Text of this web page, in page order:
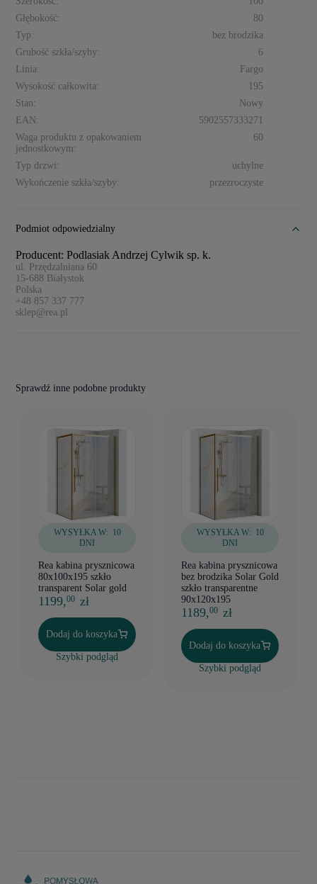
Głębokość:
80
Typ:
bez brodzika
Grubość szkła/szyby:
6
Linia:
Fargo
Wysokość całkowita:
195
Stan:
Nowy
EAN:
5902557333271
Waga produktu z opakowaniem
jednostkowym:
60
Typ drzwi:
uchylne
Wykończenie szkła/szyby:
przezroczyste
Podmiot odpowiedzialny
Producent: Podlasiak Andrzej Cylwik sp. k.
ul. Przędzalniana 60
15-688 Białystok
Polska
+48 857 337 777
sklep@rea.pl
Sprawdź inne podobne produkty
WYSYŁKA W: 10
DNI
Rea kabina prysznicowa
80x100x195 szkło
transparent Solar gold
1199,00 zł
Dodaj do koszyka
Szybki podgląd
WYSYŁKA W: 10
DNI
Rea kabina prysznicowa
bez brodzika Solar Gold
szkło transparentne
90x120x195
1189,00 zł
Dodaj do koszyka
Szybki podgląd